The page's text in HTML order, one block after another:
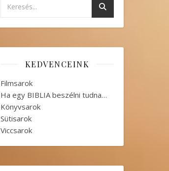
KEDVENCEINK
Filmsarok
Ha egy BIBLIA beszélni tudna…
Könyvsarok
Sütisarok
Viccsarok